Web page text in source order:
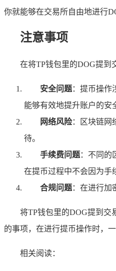
你就能够在交易所自由地进行
注意事项
在将TP钱包里的DOG提到
安全问题：提币操作
能够有效地提升账户的安
网络风险：区块链网
待。
手续费问题：不同的
在提币过程中不会因为手
合规问题：在进行加
将TP钱包里的DOG提到交
的事项，在进行提币操作时，
相关阅读：